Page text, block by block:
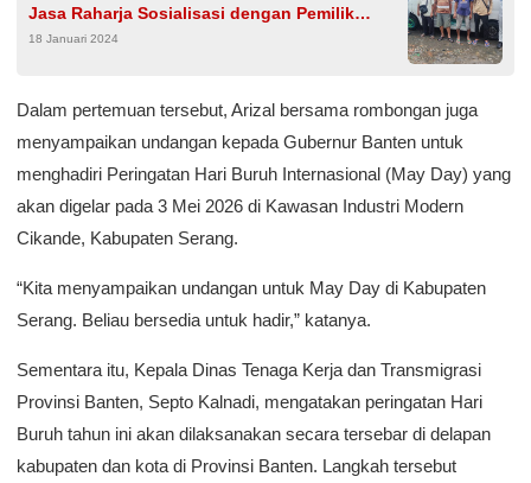
Jasa Raharja Sosialisasi dengan Pemilik
Angkot
18 Januari 2024
Dalam pertemuan tersebut, Arizal bersama rombongan juga
menyampaikan undangan kepada Gubernur Banten untuk
menghadiri Peringatan Hari Buruh Internasional (May Day) yang
akan digelar pada 3 Mei 2026 di Kawasan Industri Modern
Cikande, Kabupaten Serang.
“Kita menyampaikan undangan untuk May Day di Kabupaten
Serang. Beliau bersedia untuk hadir,” katanya.
Sementara itu, Kepala Dinas Tenaga Kerja dan Transmigrasi
Provinsi Banten, Septo Kalnadi, mengatakan peringatan Hari
Buruh tahun ini akan dilaksanakan secara tersebar di delapan
kabupaten dan kota di Provinsi Banten. Langkah tersebut